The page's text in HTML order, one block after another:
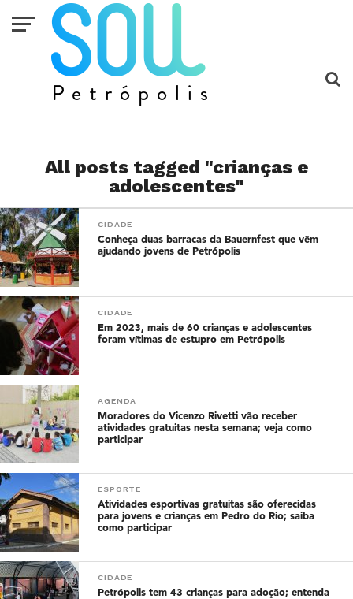
All posts tagged "crianças e
adolescentes"
CIDADE
Conheça duas barracas da Bauernfest que vêm
ajudando jovens de Petrópolis
CIDADE
Em 2023, mais de 60 crianças e adolescentes
foram vítimas de estupro em Petrópolis
AGENDA
Moradores do Vicenzo Rivetti vão receber
atividades gratuitas nesta semana; veja como
participar
ESPORTE
Atividades esportivas gratuitas são oferecidas
para jovens e crianças em Pedro do Rio; saiba
como participar
CIDADE
Petrópolis tem 43 crianças para adoção; entenda